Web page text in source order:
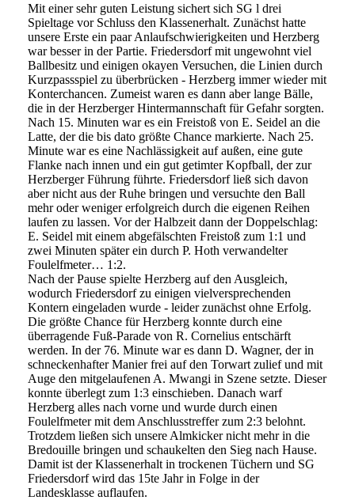
Mit einer sehr guten Leistung sichert sich SG l drei
Spieltage vor Schluss den Klassenerhalt. Zunächst hatte
unsere Erste ein paar Anlaufschwierigkeiten und Herzberg
war besser in der Partie. Friedersdorf mit ungewohnt viel
Ballbesitz und einigen okayen Versuchen, die Linien durch
Kurzpassspiel zu überbrücken - Herzberg immer wieder mit
Konterchancen. Zumeist waren es dann aber lange Bälle,
die in der Herzberger Hintermannschaft für Gefahr sorgten.
Nach 15. Minuten war es ein Freistoß von E. Seidel an die
Latte, der die bis dato größte Chance markierte. Nach 25.
Minute war es eine Nachlässigkeit auf außen, eine gute
Flanke nach innen und ein gut getimter Kopfball, der zur
Herzberger Führung führte. Friedersdorf ließ sich davon
aber nicht aus der Ruhe bringen und versuchte den Ball
mehr oder weniger erfolgreich durch die eigenen Reihen
laufen zu lassen. Vor der Halbzeit dann der Doppelschlag:
E. Seidel mit einem abgefälschten Freistoß zum 1:1 und
zwei Minuten später ein durch P. Hoth verwandelter
Foulelfmeter… 1:2.
Nach der Pause spielte Herzberg auf den Ausgleich,
wodurch Friedersdorf zu einigen vielversprechenden
Kontern eingeladen wurde - leider zunächst ohne Erfolg.
Die größte Chance für Herzberg konnte durch eine
überragende Fuß-Parade von R. Cornelius entschärft
werden. In der 76. Minute war es dann D. Wagner, der in
schneckenhafter Manier frei auf den Torwart zulief und mit
Auge den mitgelaufenen A. Mwangi in Szene setzte. Dieser
konnte überlegt zum 1:3 einschieben. Danach warf
Herzberg alles nach vorne und wurde durch einen
Foulelfmeter mit dem Anschlusstreffer zum 2:3 belohnt.
Trotzdem ließen sich unsere Almkicker nicht mehr in die
Bredouille bringen und schaukelten den Sieg nach Hause.
Damit ist der Klassenerhalt in trockenen Tüchern und SG
Friedersdorf wird das 15te Jahr in Folge in der
Landesklasse auflaufen.